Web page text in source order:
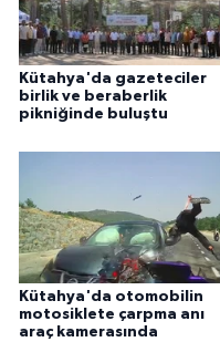
Kütahya'da gazeteciler
birlik ve beraberlik
pikniğinde buluştu
Kütahya'da otomobilin
motosiklete çarpma anı
araç kamerasında